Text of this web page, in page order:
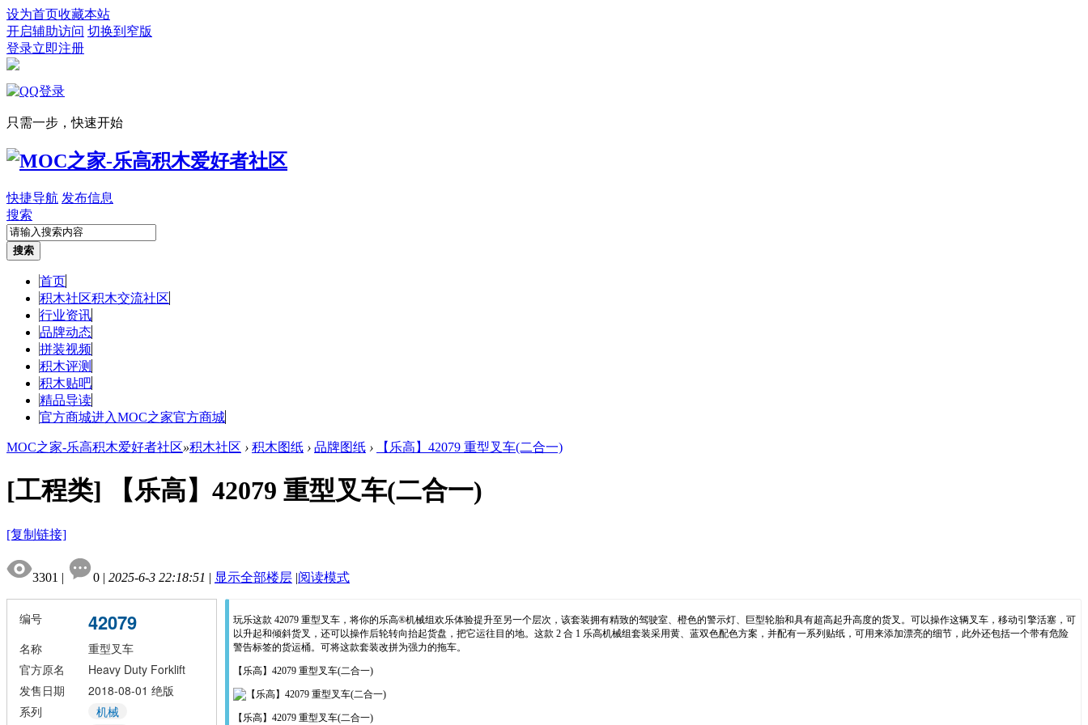
设为首页收藏本站
开启辅助访问 切换到窄版
登录立即注册
只需一步，快速开始
快捷导航 发布信息
搜索
搜索
首页
积木社区积木交流社区
行业资讯
品牌动态
拼装视频
积木评测
积木贴吧
精品导读
官方商城进入MOC之家官方商城
MOC之家-乐高积木爱好者社区»积木社区 › 积木图纸 › 品牌图纸 › 【乐高】42079 重型叉车(二合一)
[工程类] 【乐高】42079 重型叉车(二合一)
[复制链接]
3301 | 0 | 2025-6-3 22:18:51 | 显示全部楼层 |阅读模式
编号 42079
名称
重型叉车
官方原名
Heavy Duty Forklift
发售日期
2018-08-01 绝版
系列
机械
玩乐这款 42079 重型叉车，将你的乐高®机械组欢乐体验提升至另一个层次，该套装拥有精致的驾驶室、橙色的警示灯、巨型轮胎和具有超高起升高度的货叉。可以操作这辆叉车，移动引擎活塞，可
以升起和倾斜货叉，还可以操作后轮转向抬起货盘，把它运往目的地。这款 2 合 1 乐高机械组套装采用黄、蓝双色配色方案，并配有一系列贴纸，可用来添加漂亮的细节，此外还包括一个带有危险
警告标签的货运桶。可将这款套装改拼为强力的拖车。
【乐高】42079 重型叉车(二合一)
【乐高】42079 重型叉车(二合一)